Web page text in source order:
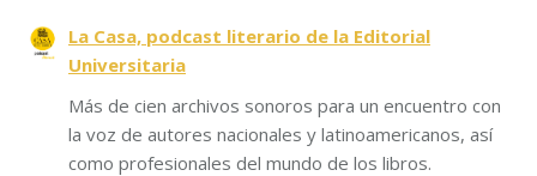
La Casa, podcast literario de la Editorial
Universitaria
Más de cien archivos sonoros para un encuentro con
la voz de autores nacionales y latinoamericanos, así
como profesionales del mundo de los libros.